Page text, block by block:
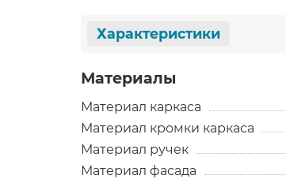
Характеристики
Материалы
Материал каркаса
Материал кромки каркаса
Материал ручек
Материал фасада